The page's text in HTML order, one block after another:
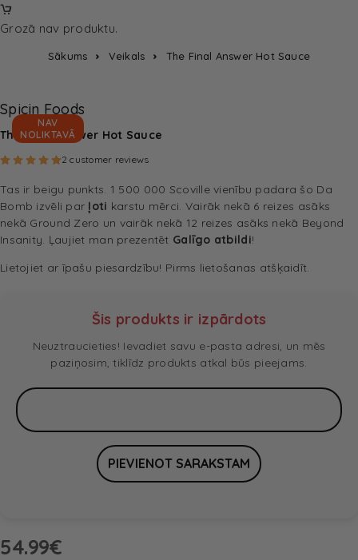
Grozā nav produktu.
Sākums Veikals The Final Answer Hot Sauce
NAV
NOLIKTAVĀ
Spicin Foods
The Final Answer Hot Sauce
Rated5.00 out of 5 based on
2 customer reviews
Tas ir beigu punkts. 1 500 000 Scoville vienību padara šo Da
Bomb izvēli par ļoti karstu mērci. Vairāk nekā 6 reizes asāks
nekā Ground Zero un vairāk nekā 12 reizes asāks nekā Beyond
Insanity. Ļaujiet man prezentēt Galīgo atbildi!
Lietojiet ar īpašu piesardzību! Pirms lietošanas atšķaidīt.
Šis produkts ir izpārdots
Neuztraucieties! Ievadiet savu e-pasta adresi, un mēs
paziņosim, tiklīdz produkts atkal būs pieejams.
54.99€